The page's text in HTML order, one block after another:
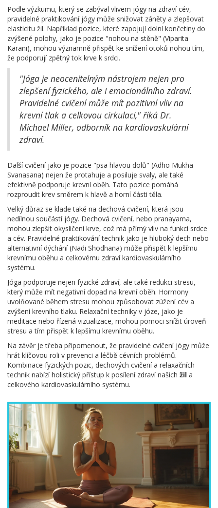
Podle výzkumu, který se zabýval vlivem jógy na zdraví cév,
pravidelné praktikování jógy může snižovat záněty a zlepšovat
elasticitu žil. Například pozice, které zapojují dolní končetiny do
zvýšené polohy, jako je pozice "nohou na stěně" (Viparita
Karani), mohou významně přispět ke snížení otoků nohou tím,
že podporují zpětný tok krve k srdci.
"Jóga je neocenitelným nástrojem nejen pro
zlepšení fyzického, ale i emocionálního zdraví.
Pravidelné cvičení může mít pozitivní vliv na
krevní tlak a celkovou cirkulaci," říká Dr.
Michael Miller, odborník na kardiovaskulární
zdraví.
Další cvičení jako je pozice "psa hlavou dolů" (Adho Mukha
Svanasana) nejen že protahuje a posiluje svaly, ale také
efektivně podporuje krevní oběh. Tato pozice pomáhá
rozproudit krev směrem k hlavě a horní části těla.
Velký důraz se klade také na dechová cvičení, která jsou
nedílnou součástí jógy. Dechová cvičení, nebo pranayama,
mohou zlepšit okysličení krve, což má přímý vliv na funkci srdce
a cév. Pravidelné praktikování technik jako je hluboký dech nebo
alternativní dýchání (Nadi Shodhana) může přispět k lepšímu
krevnímu oběhu a celkovému zdraví kardiovaskulárního
systému.
Jóga podporuje nejen fyzické zdraví, ale také redukci stresu,
který může mít negativní dopad na krevní oběh. Hormony
uvolňované během stresu mohou způsobovat zúžení cév a
zvýšení krevního tlaku. Relaxační techniky v józe, jako je
meditace nebo řízená vizualizace, mohou pomoci snížit úroveň
stresu a tím přispět k lepšímu krevnímu oběhu.
Na závěr je třeba připomenout, že pravidelné cvičení jógy může
hrát klíčovou roli v prevenci a léčbě cévních problémů.
Kombinace fyzických pozic, dechových cvičení a relaxačních
technik nabízí holistický přístup k posílení zdraví našich žil a
celkového kardiovaskulárního systému.